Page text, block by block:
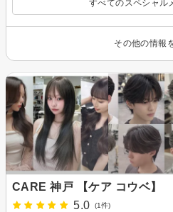
すべてのスペシャル
その他の情報
CARE 神戸 【ケア コウベ】
5.0
(1件)